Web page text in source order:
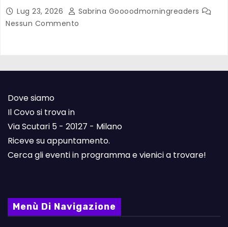
Lug 23, 2026
Sabrina Goooodmorningreaders
Nessun Commento
Dove siamo
Il Covo si trova in
Via Scutari 5 - 20127 - Milano
Riceve su appuntamento.
Cerca gli eventi in programma e vienici a trovare!
Menù Di Navigazione